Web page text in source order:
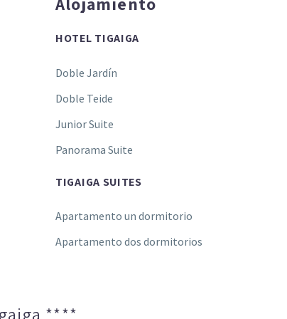
HOTEL TIGAIGA
Doble Jardín
Doble Teide
Junior Suite
Panorama Suite
TIGAIGA SUITES
Apartamento un dormitorio
Apartamento dos dormitorios
****